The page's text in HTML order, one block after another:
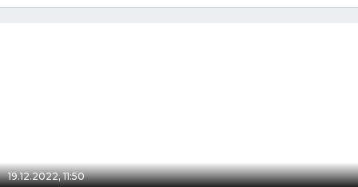
19.12.2022, 11:50